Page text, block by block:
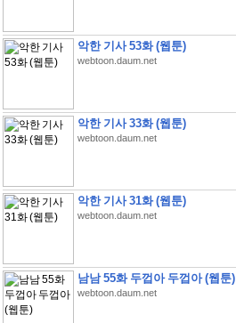
악한 기사 53화 (웹툰)
webtoon.daum.net
악한 기사 33화 (웹툰)
webtoon.daum.net
악한 기사 31화 (웹툰)
webtoon.daum.net
남남 55화 두껍아 두껍아 (웹툰)
webtoon.daum.net